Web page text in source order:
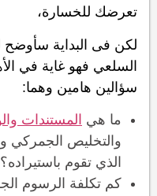
تعرضك للخسارة،
لكن فى البداية
السلعي فهو غاية في
سؤالين هامين وهما:
ما هي المستندات
والتخليص الجمركي
الذي تقوم باستيراده؟
كم تكلفة الرسوم